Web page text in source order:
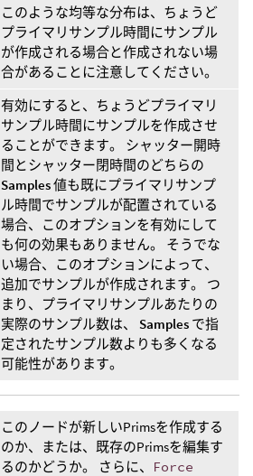
このような均等な分布は、ちょうど
プライマリサンプル時間にサンプル
が作成される場合と作成されない場
合があることに注意してください。
有効にすると、ちょうどプライマリ
サンプル時間にサンプルを作成させ
ることができます。 シャッター開時
間とシャッター閉時間のどちらの
Samples値も既にプライマリサンプ
ル時間でサンプルが配置されている
場合、このオプションを有効にして
も何の効果もありません。 そうでな
い場合、このオプションによって、
追加でサンプルが作成されます。 つ
まり、プライマリサンプルあたりの
実際のサンプル数は、 Samples で指
定されたサンプル数よりも多くなる
可能性があります。
このノードが新しいPrimsを作成する
のか、または、既存のPrimsを編集す
るのかどうか。 さらに、
Force